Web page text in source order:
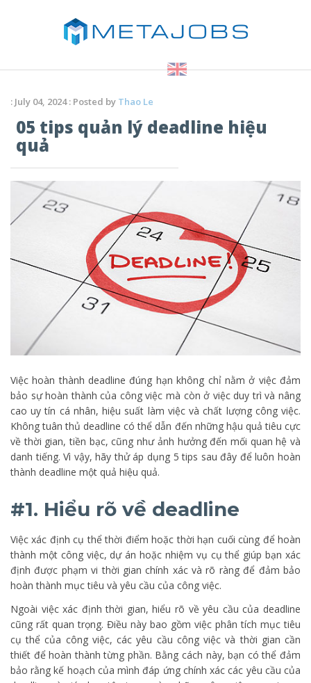
: July 04, 2024 : Posted by Thao Le
05 tips quản lý deadline hiệu
quả
Việc hoàn thành deadline đúng hạn không chỉ nằm ở việc đảm
bảo sự hoàn thành của công việc mà còn ở việc duy trì và nâng
cao uy tín cá nhân, hiệu suất làm việc và chất lượng công việc.
Không tuân thủ deadline có thể dẫn đến những hậu quả tiêu cực
về thời gian, tiền bạc, cũng như ảnh hưởng đến mối quan hệ và
danh tiếng. Vì vậy, hãy thử áp dụng 5 tips sau đây để luôn hoàn
thành deadline một quả hiệu quả.
#1. Hiểu rõ về deadline
Việc xác định cụ thể thời điểm hoặc thời hạn cuối cùng để hoàn
thành một công việc, dự án hoặc nhiệm vụ cụ thể giúp bạn xác
định được phạm vi thời gian chính xác và rõ ràng để đảm bảo
hoàn thành mục tiêu và yêu cầu của công việc.
Ngoài việc xác định thời gian, hiểu rõ về yêu cầu của deadline
cũng rất quan trọng. Điều này bao gồm việc phân tích mục tiêu
cụ thể của công việc, các yêu cầu công việc và thời gian cần
thiết để hoàn thành từng phần. Bằng cách này, bạn có thể đảm
bảo rằng kế hoạch của mình đáp ứng chính xác các yêu cầu của